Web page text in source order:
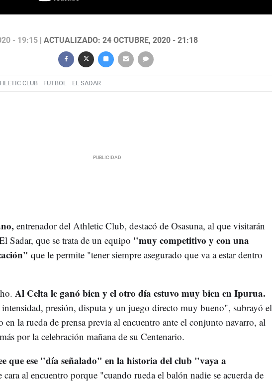
- 19:15| ACTUALIZADO: 24 OCTUBRE, 2020 - 21:18
CLUB FUTBOL EL SADAR
entrenador del Athletic Club, destacó de Osasuna, al que visitarán
Sadar, que se trata de un equipo "muy competitivo y con una
que le permite "tener siempre asegurado que va a estar dentro
Al Celta le ganó bien y el otro día estuvo muy bien en Ipurua.
presión, disputa y un juego directo muy bueno", subrayó el
en la rueda de prensa previa al encuentro ante el conjunto navarro, al
por la celebración mañana de su Centenario.
que ese "día señalado" en la historia del club "vaya a
cara al encuentro porque "cuando rueda el balón nadie se acuerda de